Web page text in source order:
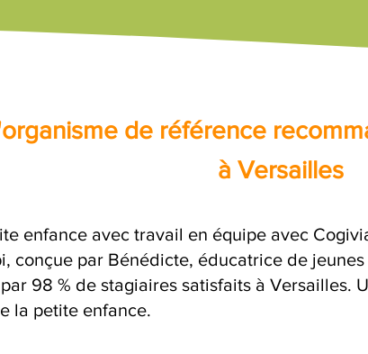
de référence
à Versailles
enfance avec travail en équipe avec
conçue par Bénédicte, éducatrice de
98 % de stagiaires satisfaits à Versailles.
la petite enfance.